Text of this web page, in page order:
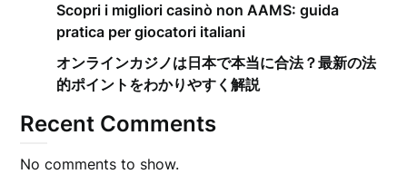
Scopri i migliori casinò non AAMS: guida
pratica per giocatori italiani
オンラインカジノは日本で本当に合法？最新の法
的ポイントをわかりやすく解説
Recent Comments
No comments to show.